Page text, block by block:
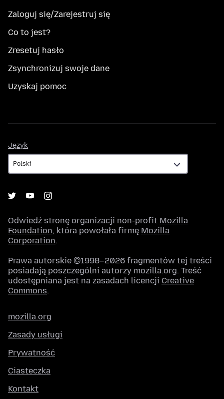
Zaloguj się/Zarejestruj się
Co to jest?
Zresetuj hasło
Zsynchronizuj swoje dane
Uzyskaj pomoc
Język
Odwiedź stronę organizacji non-profit Mozilla
Foundation, która powołała firmę Mozilla
Corporation.
Prawa autorskie ©1998–2026 fragmentów tej treści
posiadają poszczególni autorzy mozilla.org. Treść
udostępniana jest na zasadach licencji Creative
Commons.
mozilla.org
Zasady usługi
Prywatność
Ciasteczka
Kontakt